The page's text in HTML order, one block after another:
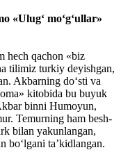
mo‘g‘ullar»
hech qachon «biz
tilimiz turkiy deyishgan,
Akbarning do‘sti va
kitobida bu buyuk
binni Humoyun,
Temurning ham besh-
bilan yakunlangan,
bo‘lgani ta’kidlangan.